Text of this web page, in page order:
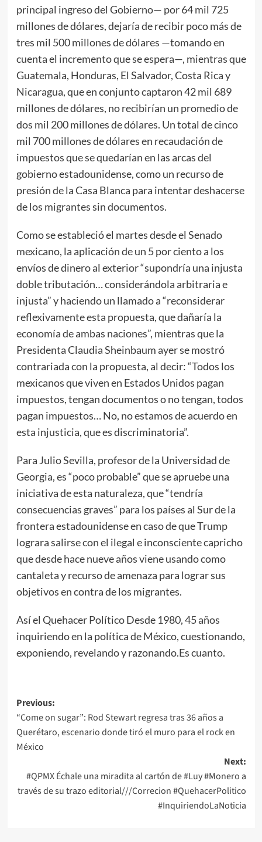
principal ingreso del Gobierno— por 64 mil 725
millones de dólares, dejaría de recibir poco más de
tres mil 500 millones de dólares —tomando en
cuenta el incremento que se espera—, mientras que
Guatemala, Honduras, El Salvador, Costa Rica y
Nicaragua, que en conjunto captaron 42 mil 689
millones de dólares, no recibirían un promedio de
dos mil 200 millones de dólares. Un total de cinco
mil 700 millones de dólares en recaudación de
impuestos que se quedarían en las arcas del
gobierno estadounidense, como un recurso de
presión de la Casa Blanca para intentar deshacerse
de los migrantes sin documentos.
Como se estableció el martes desde el Senado
mexicano, la aplicación de un 5 por ciento a los
envíos de dinero al exterior “supondría una injusta
doble tributación… considerándola arbitraria e
injusta” y haciendo un llamado a “reconsiderar
reflexivamente esta propuesta, que dañaría la
economía de ambas naciones”, mientras que la
Presidenta Claudia Sheinbaum ayer se mostró
contrariada con la propuesta, al decir: “Todos los
mexicanos que viven en Estados Unidos pagan
impuestos, tengan documentos o no tengan, todos
pagan impuestos… No, no estamos de acuerdo en
esta injusticia, que es discriminatoria”.
Para Julio Sevilla, profesor de la Universidad de
Georgia, es “poco probable” que se apruebe una
iniciativa de esta naturaleza, que “tendría
consecuencias graves” para los países al Sur de la
frontera estadounidense en caso de que Trump
lograra salirse con el ilegal e inconsciente capricho
que desde hace nueve años viene usando como
cantaleta y recurso de amenaza para lograr sus
objetivos en contra de los migrantes.
Así el Quehacer Político Desde 1980, 45 años
inquiriendo en la política de México, cuestionando,
exponiendo, revelando y razonando.Es cuanto.
Post
navigation
Previous:
“Come on sugar”: Rod Stewart regresa tras 36 años a
Querétaro, escenario donde tiró el muro para el rock en
México
Next:
#QPMX Échale una miradita al cartón de #Luy #Monero a
través de su trazo editorial///Correcion #QuehacerPolitico
#InquiriendoLaNoticia